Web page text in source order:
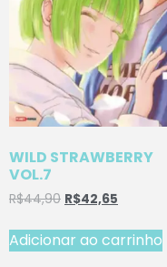
WILD STRAWBERRY
VOL.7
R$44,90 R$42,65
Adicionar ao carrinho